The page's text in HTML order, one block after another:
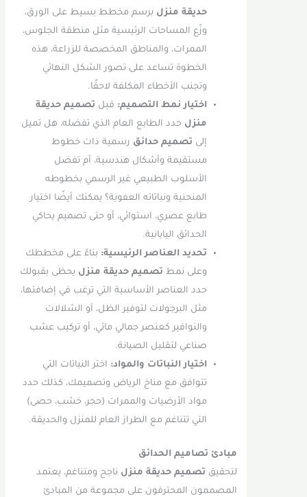
حديقة منزلبرسم مخطط بسيط على الورق،
وزّع المساحات الرئيسية مثل منطقة الجلوس،
الممرات، والمناطق المخصصة للزراعة، هذه
الخطوة تساعد على تصور الشكل النهائي
وتجنب الأخطاء المكلفة لاحقًا.
اختيار نمط التصميم:قبل تصميم حديقة
منزلحدد الطابع العام الذي تفضله، هل تميل
تصميم حدائقرسمية ذات خطوط
مستقيمة وأشكال هندسية، أم تفضل
الأسلوب الطبيعي غير الرسمي بخطوطه
المنحنية ونباتاته العفوية؟ يمكنك أيضًا اختيار
طابع عصري، استوائي، أو حتى تصميم يحاكي
الحدائق اليابانية.
تحديد العناصر الرئيسية:بناءً على مخططك
وعلى نمط تصميم حديقة منزليحظى بقبولك
حدد العناصر الأساسية التي ترغب في إضافتها،
مثل البرجولات لتوفير الظل، أو الشلالات
والنوافير كعنصر جمالي مائي، أو تركيب عشب
صناعي لتقليل الصيانة.
اختيار النباتات والمواد:اختر النباتات التي
تتوافق مع مناخ الرياض وتصميمك، كذلك حدد
مواد الأرضيات والممرات (حجر، خشب، حصى)
التي تتناغم مع الطراز العام للمنزل والحديقة.
مبادئ تصاميم الحدائق
لتحقيقتصميم حديقة منزلناجح ومتناغم، يعتمد
المصممون المحترفون على مجموعة من المبادئ